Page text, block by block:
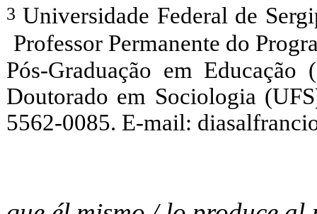
Universidade Federal de
Professor Permanente do
Pós-Graduação em Educação
Doutorado em Sociologia
5562-0085. E-mail: